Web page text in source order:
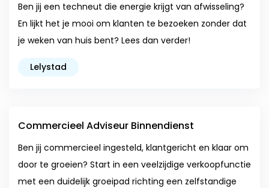
Ben jij een techneut die energie krijgt van afwisseling?
En lijkt het je mooi om klanten te bezoeken zonder dat
je weken van huis bent? Lees dan verder!
Lelystad
Commercieel Adviseur Binnendienst
Ben jij commercieel ingesteld, klantgericht en klaar om
door te groeien? Start in een veelzijdige verkoopfunctie
met een duidelijk groeipad richting een zelfstandige